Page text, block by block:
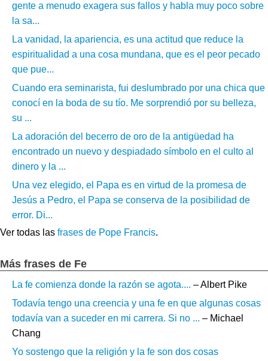
gente a menudo exagera sus fallos y habla muy poco sobre
la sa...
La vanidad, la apariencia, es una actitud que reduce la
espiritualidad a una cosa mundana, que es el peor pecado
que pue...
Cuando era seminarista, fui deslumbrado por una chica que
conocí en la boda de su tío. Me sorprendió por su belleza,
su ...
La adoración del becerro de oro de la antigüedad ha
encontrado un nuevo y despiadado símbolo en el culto al
dinero y la ...
Una vez elegido, el Papa es en virtud de la promesa de
Jesús a Pedro, el Papa se conserva de la posibilidad de
error. Di...
Ver todas las frases de Pope Francis.
Más frases de Fe
La fe comienza donde la razón se agota.... – Albert Pike
Todavía tengo una creencia y una fe en que algunas cosas
todavía van a suceder en mi carrera. Si no ... – Michael
Chang
Yo sostengo que la religión y la fe son dos cosas